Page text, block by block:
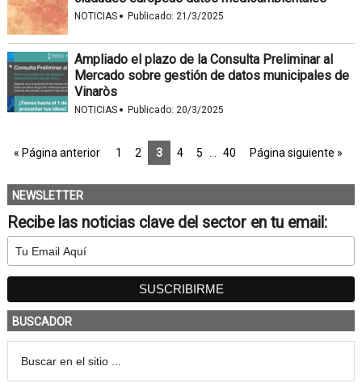
NOTICIAS · Publicado: 21/3/2025
Ampliado el plazo de la Consulta Preliminar al
Mercado sobre gestión de datos municipales de
Vinaròs
NOTICIAS · Publicado: 20/3/2025
« Página anterior 1 2 3 4 5 40 Página siguiente »
NEWSLETTER
Recibe las noticias clave del sector en tu email:
BUSCADOR